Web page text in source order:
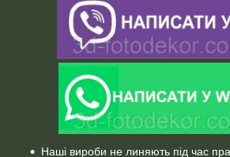
Наші вироби не линяють під час